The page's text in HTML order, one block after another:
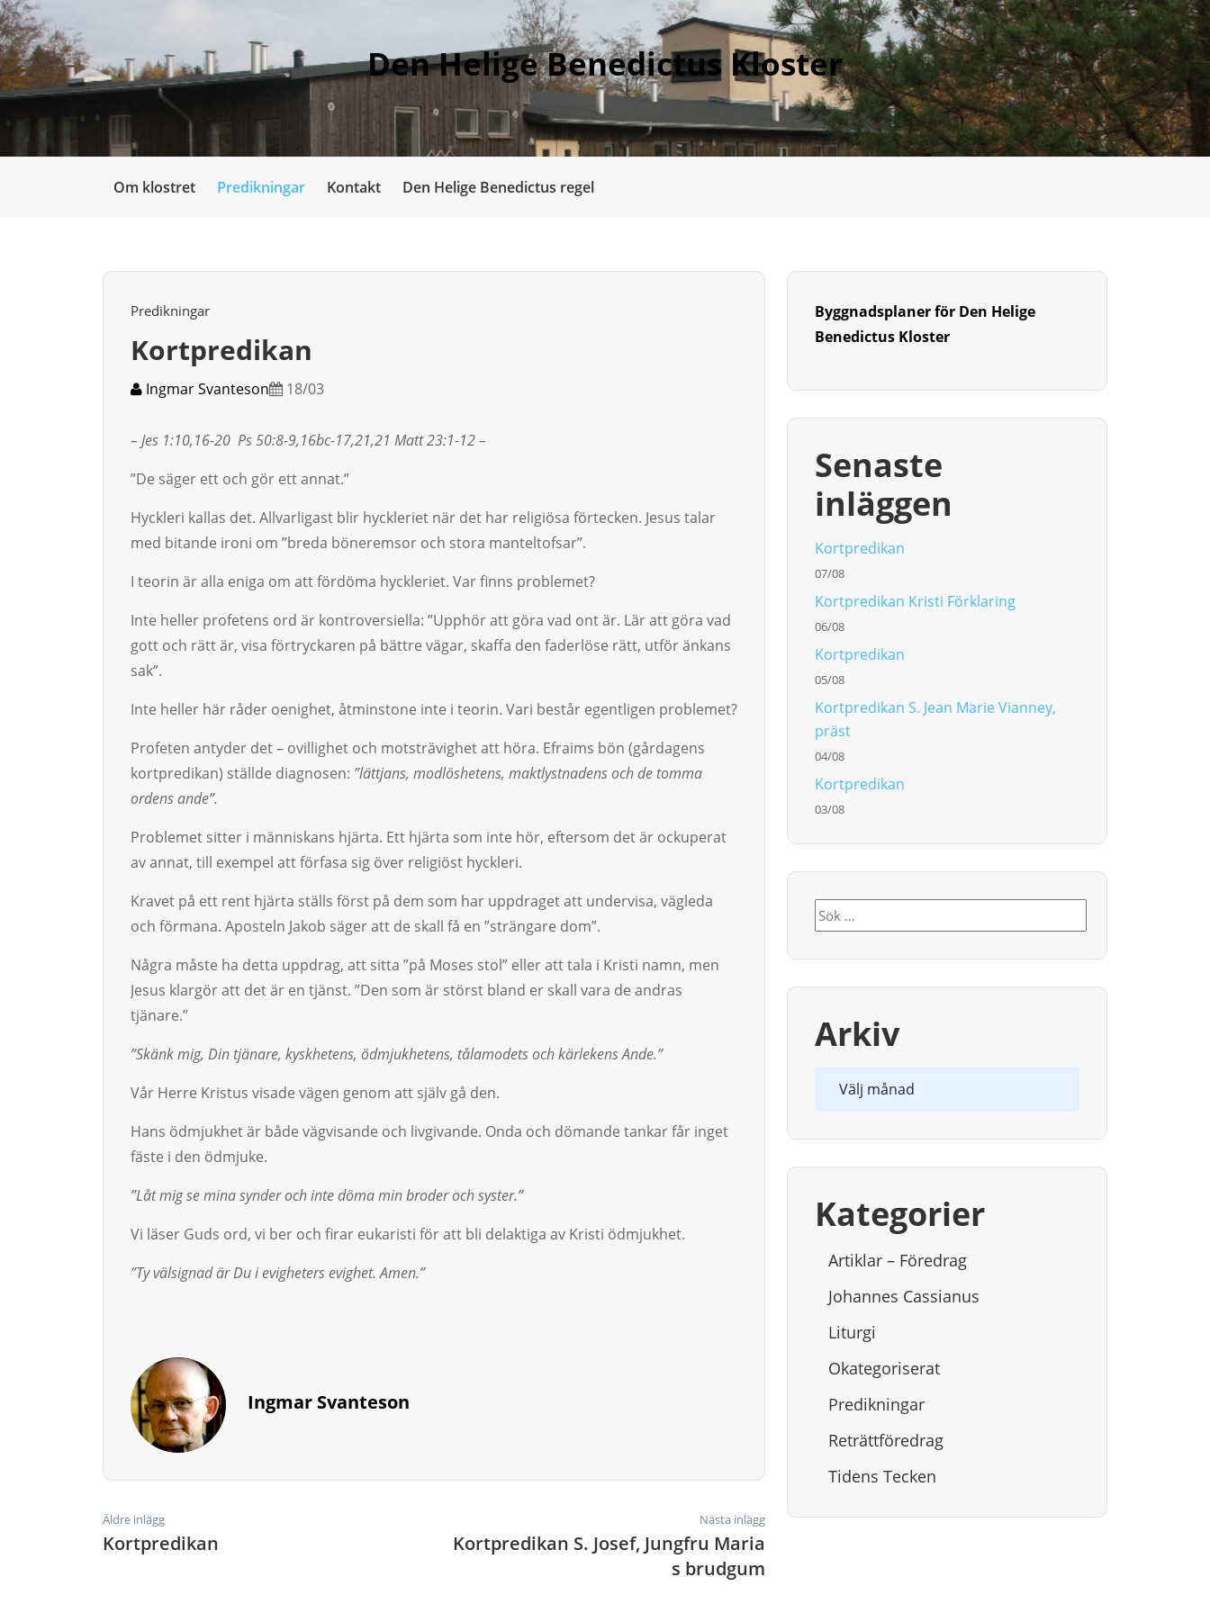
Den Helige Benedictus Kloster
Om klostret Predikningar Kontakt Den Helige Benedictus regel
Predikningar
Kortpredikan
Ingmar Svanteson 18/03
– Jes 1:10,16-20 Ps 50:8-9,16bc-17,21,21 Matt 23:1-12 –
”De säger ett och gör ett annat.”
Hyckleri kallas det. Allvarligast blir hyck­leriet när det har religiösa för­tecken. Je­sus talar
med bitande iro­ni om ”breda böneremsor och stora man­tel­tofsar”.
I teorin är alla eni­ga om att fördöma hyckleriet. Var finns proble­met?
Inte heller profetens ord är kontroversiella: ”Upphör att göra vad ont är. Lär att göra vad
gott och rätt är, visa förtryckaren på bättre vägar, skaf­fa den faderlöse rätt, utför änkans
sak”.
Inte heller här råder oenighet, åtminstone inte i teorin. Vari består egen­t­ligen problemet?
Profeten antyder det – ovillighet och motsträvighet att höra. Efra­ims bön (gårdagens
kortpredikan) ställde diagnosen: ”lättjans, mod­löshetens, maktlystnadens och de tomma
ordens ande”.
Prob­lemet sitter i människans hjärta. Ett hjärta som inte hör, ef­ter­som det är ockuperat
av annat, till exempel att förfasa sig över religiöst hyck­leri.
Kravet på ett rent hjärta ställs först på dem som har uppdraget att un­dervisa, vägleda
och förmana. Aposteln Jakob säger att de skall få en ”strängare dom”.
Några måste ha detta uppdrag, att sitta ”på Moses stol” eller att tala i Kristi namn, men
Jesus klargör att det är en tjänst. ”Den som är störst bland er skall vara de andras
tjänare.”
”Skänk mig, Din tjänare, kyskhetens, ödmjukhetens, tålamodets och kärlekens Ande.”
Vår Herre Kristus visade vägen genom att själv gå den.
Hans ödmjukhet är både vägvisande och livgivande. On­­da och döman­de tankar får inget
fäste i den öd­mjuke.
”Låt mig se mina synder och inte döma min broder och syster.”
Vi läser Guds ord, vi ber och firar eukaristi för att bli delaktiga av Kristi ödmjuk­het.
”Ty välsignad är Du i evigheters evighet. Amen.”
Ingmar Svanteson
Äldre inlägg
Kortpredikan
Nästa inlägg
Kortpredikan S. Josef, Jungfru Maria
s brudgum
Byggnadsplaner för Den Helige
Benedictus Kloster
Senaste
inläggen
Kortpredikan
07/08
Kortpredikan Kristi Förklaring
06/08
Kortpredikan
05/08
Kortpredikan S. Jean Marie Vianney,
präst
04/08
Kortpredikan
03/08
Sök
efter:
Arkiv
Kategorier
Artiklar – Föredrag
Johannes Cassianus
Liturgi
Okategoriserat
Predikningar
Reträttföredrag
Tidens Tecken